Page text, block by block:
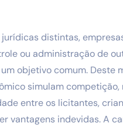
distintas,
ou administração de
objetivo comum. Deste
simulam
entre os licitantes,
vantagens indevidas. A